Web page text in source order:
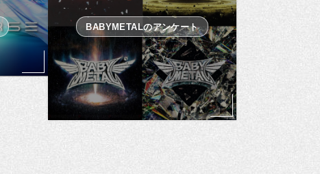
BABYMETALのアンケート